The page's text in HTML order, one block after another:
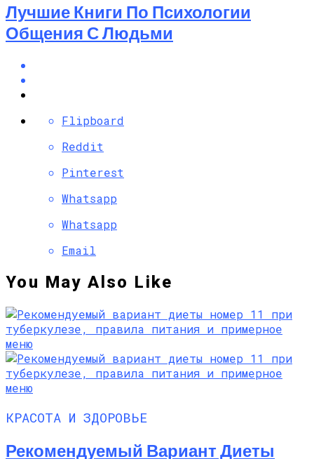
Лучшие Книги По Психологии
Общения С Людьми
Flipboard
Reddit
Pinterest
Whatsapp
Whatsapp
Email
You May Also Like
КРАСОТА И ЗДОРОВЬЕ
Рекомендуемый Вариант Диеты